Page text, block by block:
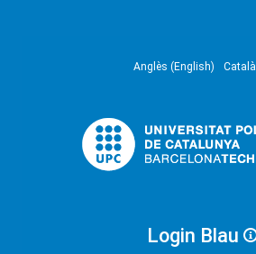
Anglès (English) Català
Login Blau